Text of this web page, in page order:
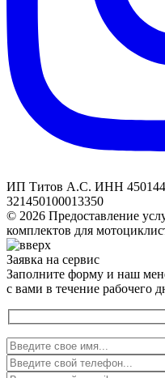
ИП Титов А.С. ИНН
321450100013350
© 2026 Предоставление
комплектов для
Заявка на сервис
Заполните форму и наш
с вами в течение рабочего